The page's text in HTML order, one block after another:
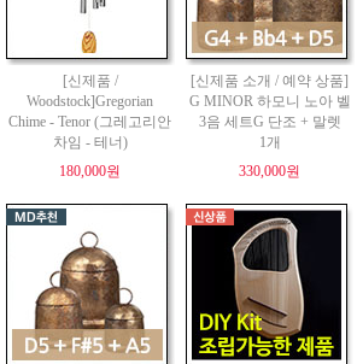
[신제품 /
Woodstock]Gregorian
Chime - Tenor (그레고리안
차임 - 테너)
180,000원
[신제품 소개 / 예약 상품]
G MINOR 하모니 노아 벨
3음 세트G 단조 + 말렛
1개
330,000원